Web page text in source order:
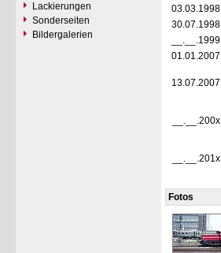
Lackierungen
Sonderseiten
Bildergalerien
03.03.1998
30.07.1998
__.__.1999
01.01.2007
13.07.2007
__.__.200x
__.__.201x
Fotos